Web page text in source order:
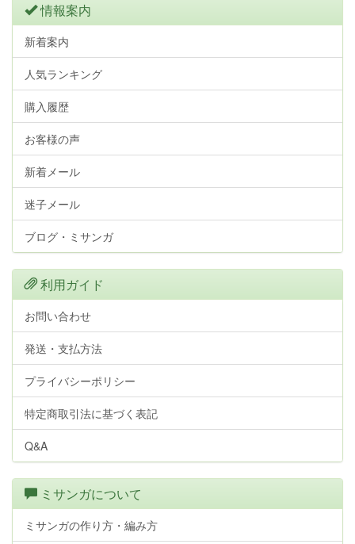
情報案内
新着案内
人気ランキング
購入履歴
お客様の声
新着メール
迷子メール
ブログ・ミサンガ
利用ガイド
お問い合わせ
発送・支払方法
プライバシーポリシー
特定商取引法に基づく表記
Q&A
ミサンガについて
ミサンガの作り方・編み方